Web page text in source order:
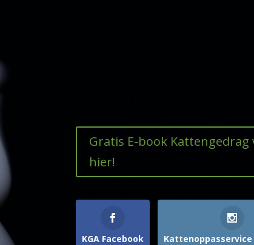
Gratis E-book
hier!
KGA Facebook